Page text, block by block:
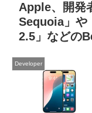
Apple、開発
Sequoia」や
2.5」などの
Developer